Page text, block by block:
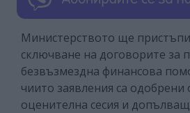
Министерството ще
сключване на договорите за
безвъзмездна финансова
чиито заявления са одобрени
оценителна сесия и